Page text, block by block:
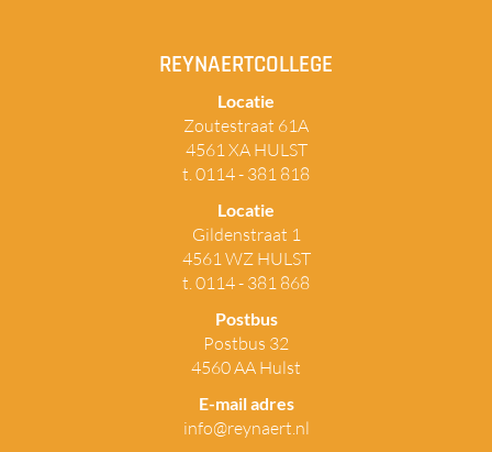
REYNAERTCOLLEGE
Locatie
Zoutestraat 61A
4561 XA HULST
t. 0114 - 381 818
Locatie
Gildenstraat 1
4561 WZ HULST
t. 0114 - 381 868
Postbus
Postbus 32
4560 AA Hulst
E-mail adres
info@reynaert.nl